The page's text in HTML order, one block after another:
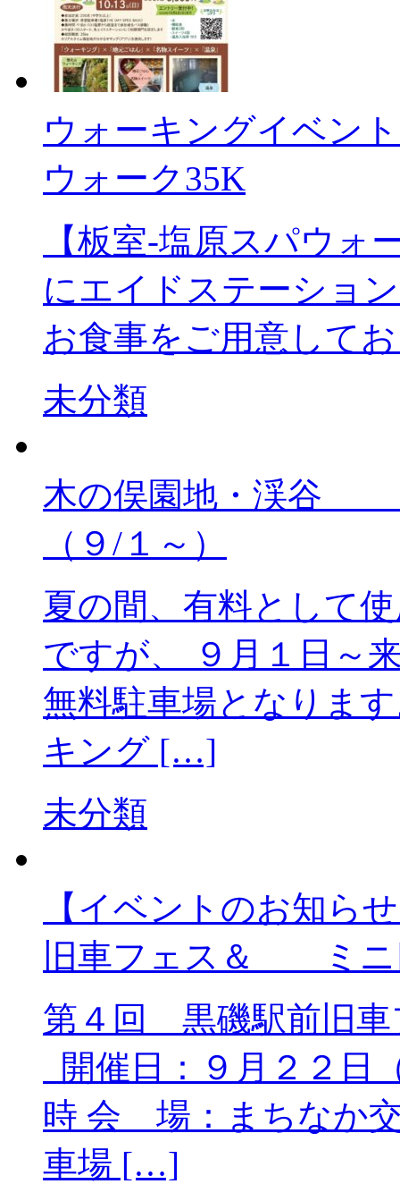
ウォーキングイベン
ウォーク35K
【板室-塩原スパウ
にエイドステーショ
お食事をご用意して
未分類
木の俣園地・
（９/１～）
夏の間、有料として
ですが、 ９月１日～
無料駐車場となりま
キング […]
未分類
【イベントのお知
旧車フェス＆ ミニ
第４回 黒磯駅前旧車
開催日：９月２２日
時 会 場：まちなか
車場 […]